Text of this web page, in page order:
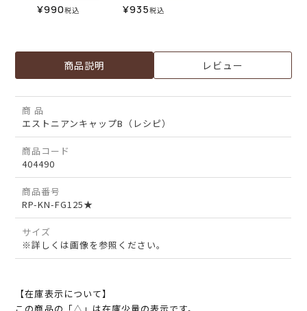
¥990税込 ¥935税込
商品説明 レビュー
商 品
エストニアンキャップB（レシピ）
商品コード
404490
商品番号
RP-KN-FG125★
サイズ
※詳しくは画像を参照ください。
【在庫表示について】